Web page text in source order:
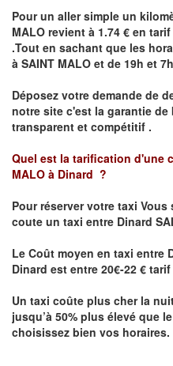
Pour un aller simple un
MALO revient à 1.74 € en
.Tout en sachant que les
à SAINT MALO et de 19h et 7h
Déposez votre demande de
notre site c'est la garantie de
transparent et compétitif .
Quel est la tarification d'une
MALO à Dinard ?
Pour réserver votre taxi
coute un taxi entre Dinard
Le Coût moyen en taxi entre
Dinard est entre 20€-22 €
Un taxi coûte plus cher la
jusqu’à 50% plus élevé que
choisissez bien vos horaires.